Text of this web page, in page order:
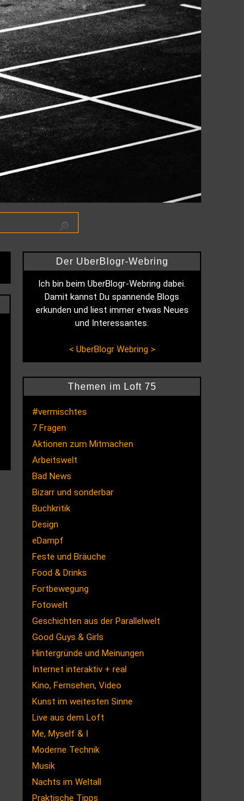
Der UberBlogr-Webring
Ich bin beim UberBlogr-Webring dabei.
Damit kannst Du spannende Blogs
erkunden und liest immer etwas Neues
und Interessantes.
< UberBlogr Webring >
Themen im Loft 75
#vermischtes
7 Fragen
Aktionen zum Mitmachen
Arbeitswelt
Bad News
Bizarr und sonderbar
Buchkritik
Design
eDampf
Feste und Bräuche
Food & Drinks
Fortbewegung
Fotowelt
Geschichten aus der Parallelwelt
Good Guys & Girls
Hintergründe und Meinungen
Internet interaktiv + real
Kino, Fernsehen, Video
Kunst im weitesten Sinne
Live aus dem Loft
Me, Myself & I
Moderne Technik
Musik
Nachts im Weltall
Praktische Tipps